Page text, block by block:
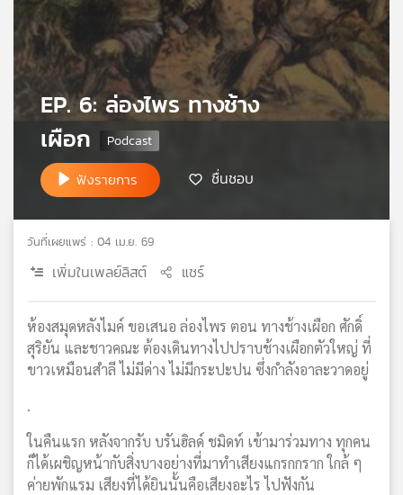
เครือ
ข่าย
วิทยุ
ไทย
แผนที่
เครือ
EP. 6: ล่องไพร ทางช้าง
เผือก
ฟังรายการ ชื่นชอบ
วันที่เผยแพร่ : 04 เม.ย. 69
เพิ่มในเพลย์ลิสต์ แชร์
ห้องสมุดหลังไมค์ ขอเสนอ ล่องไพร ตอน ทางช้างเผือก ศักดิ์
สุริยัน และชาวคณะ ต้องเดินทางไปปราบช้างเผือกตัวใหญ่ ที่
ขาวเหมือนสำลี ไม่มีด่าง ไม่มีกระปะปน ซึ่งกำลังอาละวาดอยู่
.
ในคืนแรก หลังจากรับ บรันฮิลด์ ชมิดท์ เข้ามาร่วมทาง ทุกคน
ก็ได้เผชิญหน้ากับสิ่งบางอย่างที่มาทำเสียงแกรกกราก ใกล้ ๆ
ค่ายพักแรม เสียงที่ได้ยินนั้นคือเสียงอะไร ไปฟังกัน